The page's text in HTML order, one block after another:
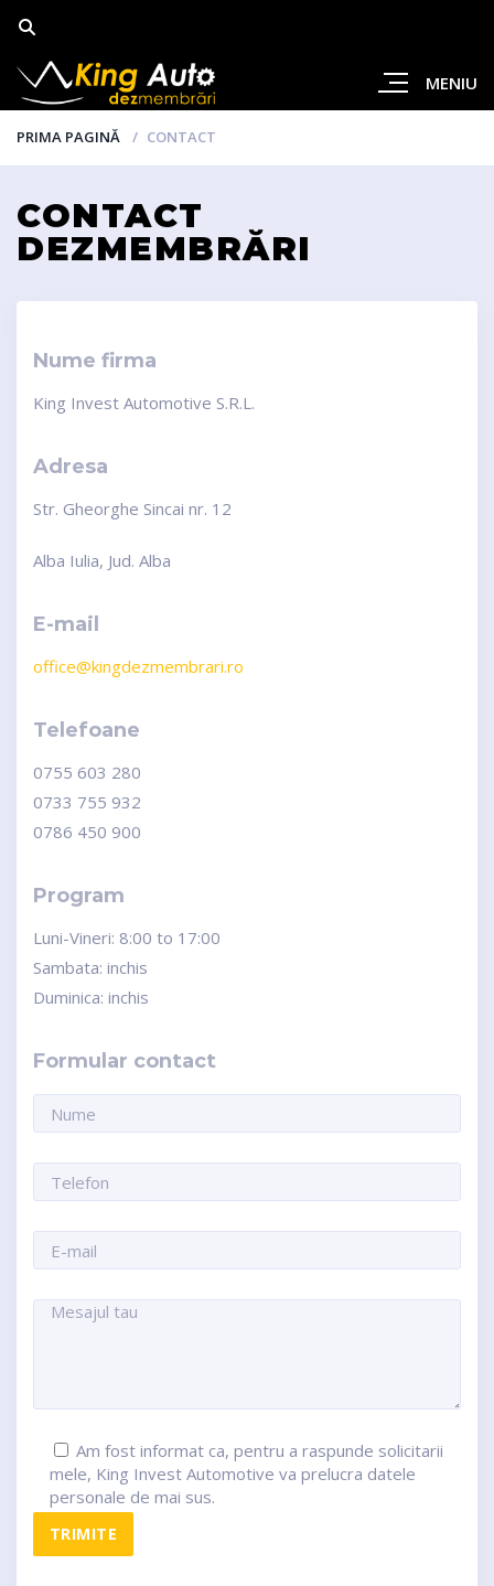
MENIU
PRIMA PAGINĂ CONTACT
CONTACT
DEZMEMBRĂRI
Nume firma
King Invest Automotive S.R.L.
Adresa
Str. Gheorghe Sincai nr. 12
Alba Iulia, Jud. Alba
E-mail
office@kingdezmembrari.ro
Telefoane
0755 603 280
0733 755 932
0786 450 900
Program
Luni-Vineri: 8:00 to 17:00
Sambata: inchis
Duminica: inchis
Formular contact
Am fost informat ca, pentru a raspunde solicitarii
mele, King Invest Automotive va prelucra datele
personale de mai sus.